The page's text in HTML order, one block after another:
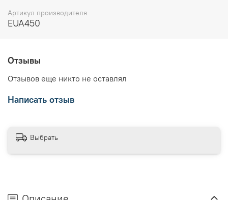
Артикул производителя
EUA450
Отзывы
Отзывов еще никто не оставлял
Написать отзыв
Выбрать